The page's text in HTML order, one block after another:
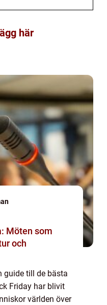
här
Möten som
och
guide till de bästa
Friday har blivit
världen över